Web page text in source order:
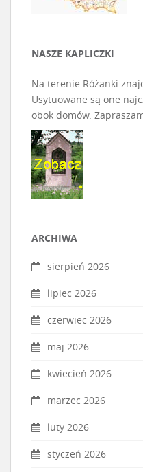
NASZE KAPLICZKI
Na terenie Różanki
Usytuowane są one
obok domów.
ARCHIWA
sierpień 2026
lipiec 2026
czerwiec 2026
maj 2026
kwiecień 2026
marzec 2026
luty 2026
styczeń 2026